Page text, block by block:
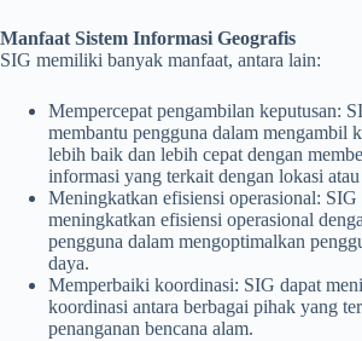
Manfaat Sistem Informasi Geografis
SIG memiliki banyak manfaat, antara lain:
Mempercepat pengambilan keputusan:
membantu pengguna dalam mengambil
lebih baik dan lebih cepat dengan
informasi yang terkait dengan lokasi atau
Meningkatkan efisiensi operasional: SIG
meningkatkan efisiensi operasional
pengguna dalam mengoptimalkan
daya.
Memperbaiki koordinasi: SIG dapat
koordinasi antara berbagai pihak yang
penanganan bencana alam.